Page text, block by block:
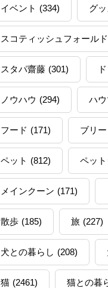
イベント (334) グ
スコティッシュフォールド
スタパ齋藤 (301)
ノウハウ (294) ハ
フード (171) ブリ
ペット (812) ペッ
メインクーン (171)
散歩 (185) 旅 (227)
犬との暮らし (208)
猫 (2461) 猫との暮